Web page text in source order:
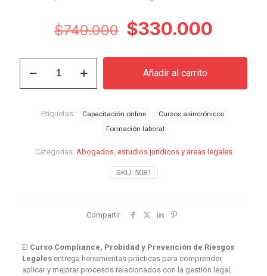
$740.000 El
original
era:
$330.000
actual
Compliance,
cantidad
Añadir al carrito
SKU: 5081
Categorías: Abogados, estudios jurídicos y áreas legales
Etiquetas: Capacitación online
Cursos asincrónicos
Formación laboral
Compartir
El Curso Compliance, Probidad y Prevención de Riesgos
Legalesentrega herramientas prácticas para comprender,
aplicar y mejorar procesos relacionados con la gestión legal,